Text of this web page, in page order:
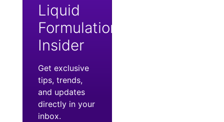
Liquid
Formulation
Insider
Get exclusive
tips, trends,
and updates
directly in your
inbox.